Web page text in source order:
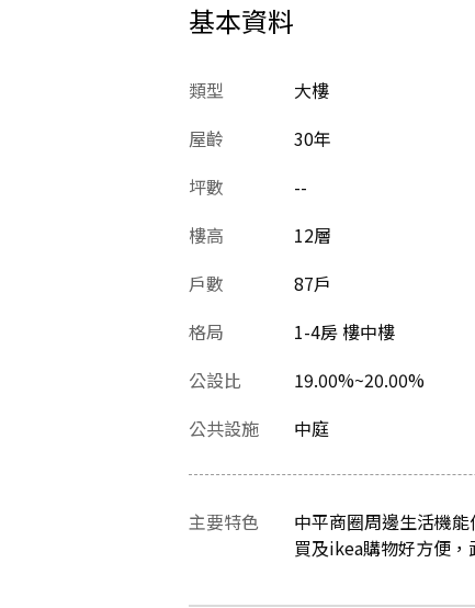
基本資料
類型
大樓
屋齡
30年
坪數
--
樓高
12層
戶數
87戶
格局
1-4房 樓中樓
公設比
19.00%~20.00%
公共設施 中庭
主要特色
中平商圈周邊生活機
買及ikea購物好方便